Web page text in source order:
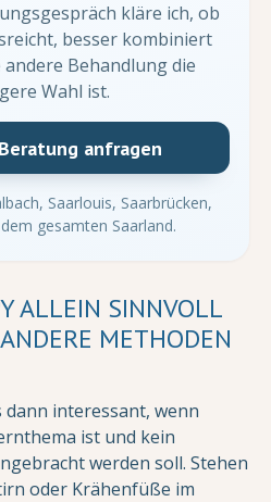
kläre ich, ob
besser kombiniert
Behandlung die
Wahl ist.
anfragen
Saarlouis, Saarbrücken,
gesamten Saarland.
ALLEIN SINNVOLL
METHODEN
interessant, wenn
ist und kein
werden soll. Stehen
oder Krähenfüße im